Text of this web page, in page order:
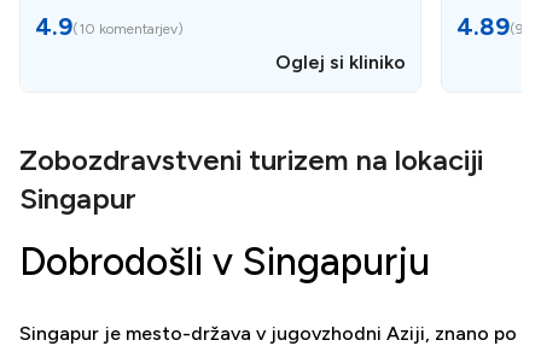
4.9(10 komentarjev)
Oglej si kliniko
4.89(9
Zobozdravstveni turizem na lokaciji
Singapur
Dobrodošli v Singapurju
Singapur je mesto-država v jugovzhodni Aziji, znano po